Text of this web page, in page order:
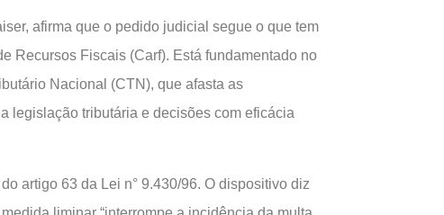
afirma que o pedido judicial segue o que tem
Recursos Fiscais (Carf). Está fundamentado no
Nacional (CTN), que afasta as
legislação tributária e decisões com eficácia
artigo 63 da Lei n° 9.430/96. O dispositivo diz